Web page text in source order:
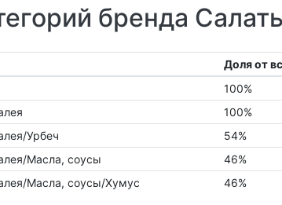
бренда
Доля от
100%
100%
Урбеч
54%
Масла, соусы
46%
Масла, соусы/Хумус
46%